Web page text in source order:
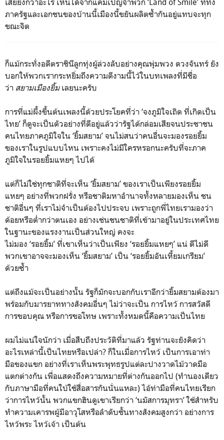
เสียยิ่งกว่าอะไร เห็นได้จากแคมเปญจำพวก ‘Land of Smile’ ที่ทั้ง
ภาครัฐและเอกชนของบ้านนี้เมืองนี้ขยันผลิตซ้ำกันอยู่แทบจะทุก
ขณะจิต
ก็แม้กระทั่งอดีตราชินีลูกทุ่งผู้ล่วงลับอย่างคุณพุ่มพวง ดวงจันทร์ ยัง
บอกให้พวกเรากระหยิ่มถึงความดีงามนี้ไว้ในบทเพลงที่มีชื่อ
ว่า สยามเมืองยิ้มเลยนะครับ
การที่แม่ผึ้งขึ้นต้นเพลงนี้ด้วยประโยคที่ว่า ‘จงภูมิใจเถิด ที่เกิดเป็น
ไทย’ ก็ดูจะเป็นตัวอย่างที่ดีอยู่แล้วว่ารัฐได้กล่อมเสียจนประชาชน
คนไทยภาคภูมิใจใน ‘ยิ้มสยาม’ จนไม่สนว่าคนอื่นจะมองรอยยิ้ม
ของเราในรูปแบบไหน เพราะคงไม่มีใครหรอกนะครับที่จะภาค
ภูมิใจในรอยยิ้มแหยๆ ไปได้
แต่ก็ไม่ใช่ทุกชาติที่จะเห็น ‘ยิ้มสยาม’ ของเราเป็นเพียงรอยยิ้ม
แหยๆ อย่างที่พวกฝรั่ง หรือชาติมหาอำนาจทั้งหลายมองเห็น ชน
ชาติอื่นๆ ที่เราไม่จำเป็นต้องไปประจบ เพราะถูกพี่ไทยเรามองว่า
ด้อยหรือต่ำกว่าตนเอง อย่างเช่นชนชาติที่เข้ามาอยู่ในประเทศไทย
ในฐานะของแรงงานเป็นส่วนใหญ่ คงจะ
ไม่มอง ‘รอยยิ้ม’ ที่เขาเห็นว่าเป็นเพียง ‘รอยยิ้มแหยๆ’ แน่ ดีไม่ดี
พวกเขาอาจจะมองเห็น ‘ยิ้มสยาม’ เป็น ‘รอยยิ้มอันเหี้ยมเกรียม’
ด้วยซ้ำ
แต่ถึงแม้จะเป็นอย่างนั้น รัฐก็มักจะบอกกับเราอีกว่ายิ้มสยามต้องมา
พร้อมกับมารยาททางสังคมอื่นๆ ไม่ว่าจะเป็น การไหว้ การสวัสดี
การขอบคุณ หรือการขอโทษ เพราะทั้งหมดนี้คือความเป็นไทย
ผมไม่แน่ใจนักว่า เมื่อสืบถึงประวัติที่มาแล้ว รัฐท่านจะยังคิดว่า
อะไรเหล่านี้เป็นไทยหรือเปล่า? ก็ในเมื่อการไหว้ เป็นการเอาท่า
มือของแขก อย่างที่เราเห็นพระพุทธรูปแต่ละปางวาดไม้วาดมือ
แตกต่างกัน เพื่อแสดงถึงความหมายที่ต่างกันออกไป (ทำนองเดียว
กับภาษามือที่คนใบ้ใช้สื่อสารกันนั่นแหละ) ไอ้ท่ามือที่คนไทยเรียก
ว่าการไหว้นั้น พวกแขกฮินดูเขาเรียกว่า ‘นมัสการมุทรา’ ใช้สำหรับ
ทำความเคารพผู้มีอาวุโสหรือลำดับชั้นทางสังคมสูงกว่า อย่างการ
ไหว้พระ ไหว้เจ้า เป็นต้น